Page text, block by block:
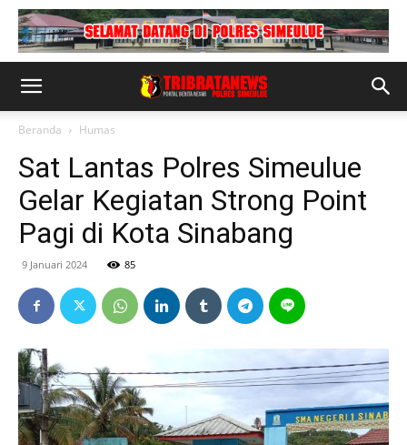
Beranda Humas
Sat Lantas Polres Simeulue
Gelar Kegiatan Strong Point
Pagi di Kota Sinabang
9 Januari 2024 85